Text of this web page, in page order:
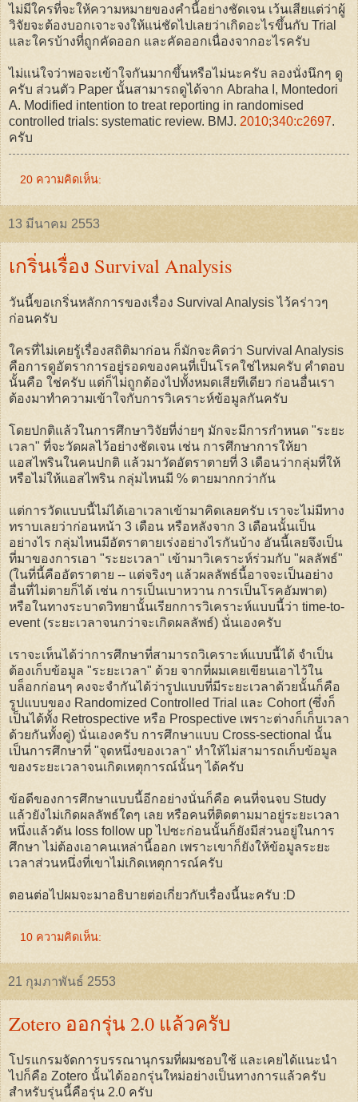
ไม่มีใครที่จะให้ความหมายของคำนี้อย่างชัดเจน เว้นเสียแต่ว่าผู้
วิจัยจะต้องบอกเจาะจงให้แน่ชัดไปเลยว่าเกิดอะไรขึ้นกับ Trial
และใครบ้างที่ถูกคัดออก และคัดออกเนื่องจากอะไรครับ
ไม่แน่ใจว่าพอจะเข้าใจกันมากขึ้นหรือไม่นะครับ ลองนั่งนึกๆ ดู
ครับ ส่วนตัว Paper นั้นสามารถดูได้จาก Abraha I, Montedori
A. Modified intention to treat reporting in randomised
controlled trials: systematic review. BMJ. 2010;340:c2697.
ครับ
20 ความคิดเห็น:
13 มีนาคม 2553
เกริ่นเรื่อง Survival Analysis
วันนี้ขอเกริ่นหลักการของเรื่อง Survival Analysis ไว้คร่าวๆ
ก่อนครับ
ใครที่ไม่เคยรู้เรื่องสถิติมาก่อน ก็มักจะคิดว่า Survival Analysis
คือการดูอัตราการอยู่รอดของคนที่เป็นโรคใช่ไหมครับ คำตอบ
นั้นคือ ใช่ครับ แต่ก็ไม่ถูกต้องไปทั้งหมดเสียทีเดียว ก่อนอื่นเรา
ต้องมาทำความเข้าใจกับการวิเคราะห์ข้อมูลกันครับ
โดยปกติแล้วในการศึกษาวิจัยที่ง่ายๆ มักจะมีการกำหนด "ระยะ
เวลา" ที่จะวัดผลไว้อย่างชัดเจน เช่น การศึกษาการให้ยา
แอสไพรินในคนปกติ แล้วมาวัดอัตราตายที่ 3 เดือนว่ากลุ่มที่ให้
หรือไม่ให้แอสไพริน กลุ่มไหนมี % ตายมากกว่ากัน
แต่การวัดแบบนี้ไม่ได้เอาเวลาเข้ามาคิดเลยครับ เราจะไม่มีทาง
ทราบเลยว่าก่อนหน้า 3 เดือน หรือหลังจาก 3 เดือนนั้นเป็น
อย่างไร กลุ่มไหนมีอัตราตายเร่งอย่างไรกันบ้าง อันนี้เลยจึงเป็น
ที่มาของการเอา "ระยะเวลา" เข้ามาวิเคราะห์ร่วมกับ "ผลลัพธ์"
(ในที่นี้คืออัตราตาย -- แต่จริงๆ แล้วผลลัพธ์นี้อาจจะเป็นอย่าง
อื่นที่ไม่ตายก็ได้ เช่น การเป็นเบาหวาน การเป็นโรคอัมพาต)
หรือในทางระบาดวิทยานั้นเรียกการวิเคราะห์แบบนี้ว่า time-to-
event (ระยะเวลาจนกว่าจะเกิดผลลัพธ์) นั่นเองครับ
เราจะเห็นได้ว่าการศึกษาที่สามารถวิเคราะห์แบบนี้ได้ จำเป็น
ต้องเก็บข้อมูล "ระยะเวลา" ด้วย จากที่ผมเคยเขียนเอาไว้ใน
บล็อกก่อนๆ คงจะจำกันได้ว่ารูปแบบที่มีระยะเวลาด้วยนั้นก็คือ
รูปแบบของ Randomized Controlled Trial และ Cohort (ซึ่งก็
เป็นได้ทั้ง Retrospective หรือ Prospective เพราะต่างก็เก็บเวลา
ด้วยกันทั้งคู่) นั่นเองครับ การศึกษาแบบ Cross-sectional นั้น
เป็นการศึกษาที่ "จุดหนึ่งของเวลา" ทำให้ไม่สามารถเก็บข้อมูล
ของระยะเวลาจนเกิดเหตุการณ์นั้นๆ ได้ครับ
ข้อดีของการศึกษาแบบนี้อีกอย่างนั่นก็คือ คนที่จนจบ Study
แล้วยังไม่เกิดผลลัพธ์ใดๆ เลย หรือคนที่ติดตามมาอยู่ระยะเวลา
หนึ่งแล้วดัน loss follow up ไปซะก่อนนั้นก็ยังมีส่วนอยู่ในการ
ศึกษา ไม่ต้องเอาคนเหล่านี้ออก เพราะเขาก็ยังให้ข้อมูลระยะ
เวลาส่วนหนึ่งที่เขาไม่เกิดเหตุการณ์ครับ
ตอนต่อไปผมจะมาอธิบายต่อเกี่ยวกับเรื่องนี้นะครับ :D
10 ความคิดเห็น:
21 กุมภาพันธ์ 2553
Zotero ออกรุ่น 2.0 แล้วครับ
โปรแกรมจัดการบรรณานุกรมที่ผมชอบใช้ และเคยได้แนะนำ
ไปก็คือ Zotero นั้นได้ออกรุ่นใหม่อย่างเป็นทางการแล้วครับ
สำหรับรุ่นนี้คือรุ่น 2.0 ครับ